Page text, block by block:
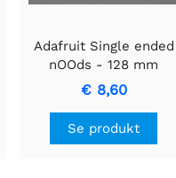
Adafruit Single ended
nOOds - 128 mm
fleksibel LED-filament
- Ice Blue 3V
€ 8,60
Se produkt